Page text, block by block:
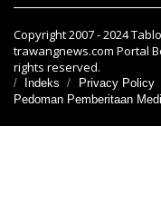
Copyright 2007 - 2024
trawangnews.com Portal
rights reserved.
Indeks Privacy Policy
Pedoman Pemberitaan